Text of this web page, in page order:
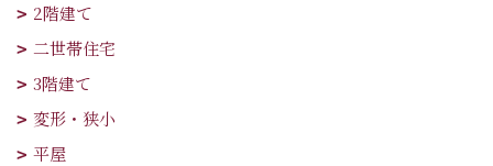
2階建て
二世帯住宅
3階建て
変形・狭小
平屋